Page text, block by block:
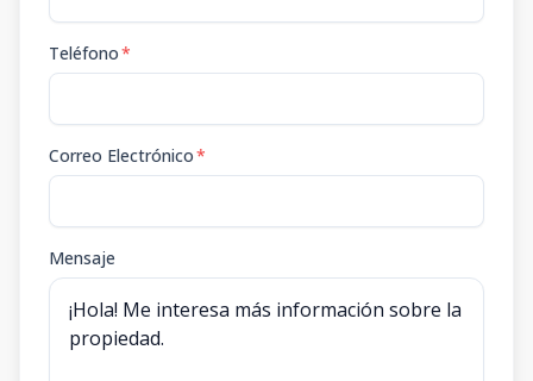
Teléfono*
Correo Electrónico*
Mensaje